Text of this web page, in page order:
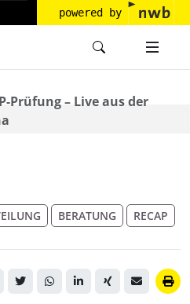
powered by
Prüfung – Live aus der
BERATUNG RECAP